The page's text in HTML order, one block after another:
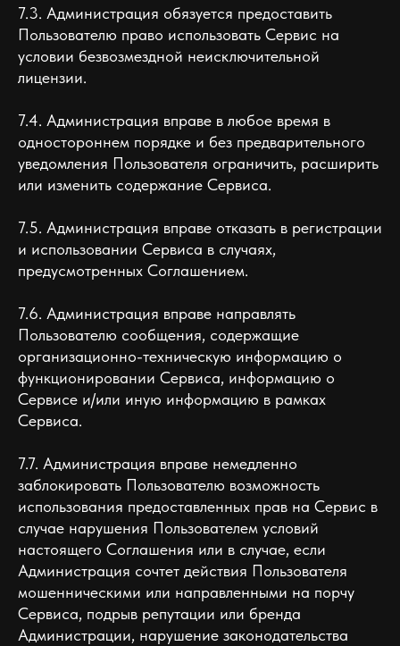
7.3. Администрация обязуется предоставить
Пользователю право использовать Сервис на
условии безвозмездной неисключительной
лицензии.
7.4. Администрация вправе в любое время в
одностороннем порядке и без предварительного
уведомления Пользователя ограничить, расширить
или изменить содержание Сервиса.
7.5. Администрация вправе отказать в регистрации
и использовании Сервиса в случаях,
предусмотренных Соглашением.
7.6. Администрация вправе направлять
Пользователю сообщения, содержащие
организационно-техническую информацию о
функционировании Сервиса, информацию о
Сервисе и/или иную информацию в рамках
Сервиса.
7.7. Администрация вправе немедленно
заблокировать Пользователю возможность
использования предоставленных прав на Сервис в
случае нарушения Пользователем условий
настоящего Соглашения или в случае, если
Администрация сочтет действия Пользователя
мошенническими или направленными на порчу
Сервиса, подрыв репутации или бренда
Администрации, нарушение законодательства